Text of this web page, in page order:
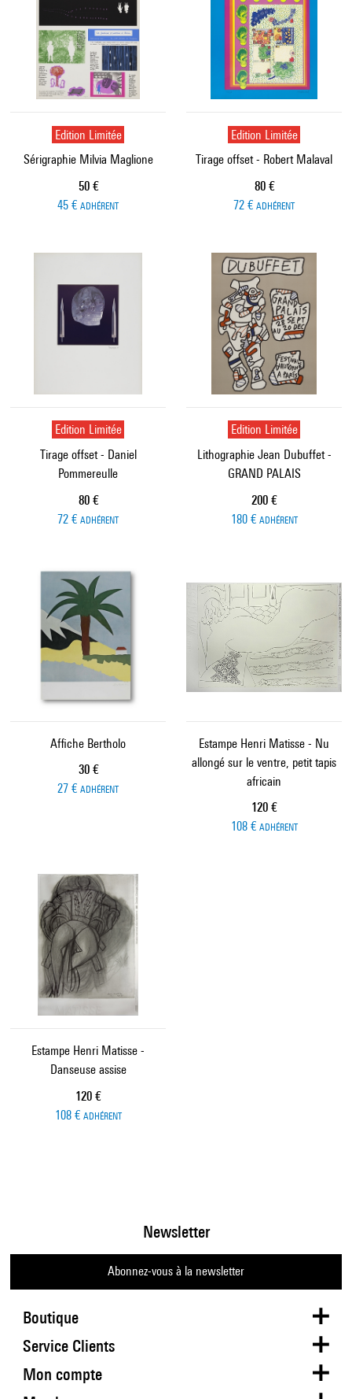
Edition Limitée
Sérigraphie Milvia Maglione
Prix ​​actuel
50 €
45 € ADHÉRENT
Edition Limitée
Tirage offset - Robert Malaval
Prix ​​actuel
80 €
72 € ADHÉRENT
Edition Limitée
Tirage offset - Daniel
Pommereulle
Prix ​​actuel
80 €
72 € ADHÉRENT
Edition Limitée
Lithographie Jean Dubuffet -
GRAND PALAIS
Prix ​​actuel
200 €
180 € ADHÉRENT
Affiche Bertholo
Prix ​​actuel
30 €
27 € ADHÉRENT
Estampe Henri Matisse - Nu
allongé sur le ventre, petit tapis
africain
Prix ​​actuel
120 €
108 € ADHÉRENT
Estampe Henri Matisse -
Danseuse assise
Prix ​​actuel
120 €
108 € ADHÉRENT
Boutique
Newsletter
Abonnez-vous à la newsletter
Service Clients
Mon compte